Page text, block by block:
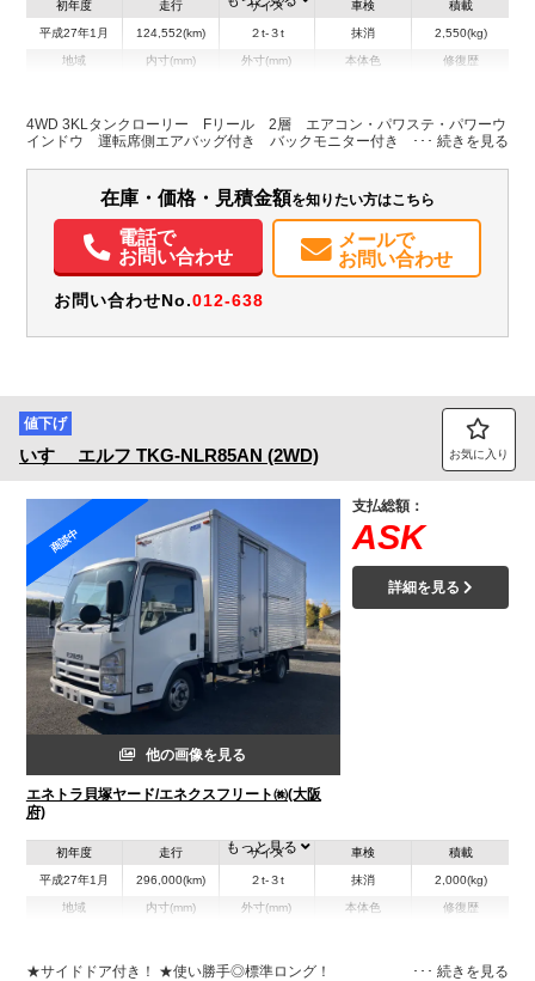
初年度
平成27年1月
走行
124,552(km)
サイズ
２t-３t
車検
抹消
積載
2,550(kg)
地域 内寸(mm) 外寸(mm) 本体色 修復歴
装備情報
パワステ パワーウィンドウ
電動格納ミラー
4WD 3KLタンクローリー Fリール 2層 エアコン・パワステ・パワーウ
インドウ 運転席側エアバッグ付き バックモニター付き
在庫・価格・見積金額を知りたい方はこちら
電話で
お問い合わせ
メールで
お問い合わせ
お問い合わせNo.012-638
値下げ
いすゞ エルフ TKG-NLR85AN (2WD) お気に入り
商談中
他の画像を見る
エネトラ貝塚ヤード/エネクスフリート㈱(大阪
府)
支払総額：
ASK
詳細を見る
初年度
平成27年1月
走行
296,000(km)
サイズ
２t-３t
車検
抹消
積載
2,000(kg)
地域 内寸(mm)
H:2,160
外寸(mm)
H:3,120
本体色 修復歴
もっと見る
★サイドドア付き！ ★使い勝手◎標準ロング！